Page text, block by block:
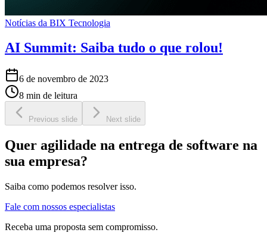
Notícias da BIX Tecnologia
AI Summit: Saiba tudo o que rolou!
6 de novembro de 2023
8 min de leitura
Previous slide Next slide
Quer agilidade na entrega de software na
sua empresa?
Saiba como podemos resolver isso.
Fale com nossos especialistas
Receba uma proposta sem compromisso.